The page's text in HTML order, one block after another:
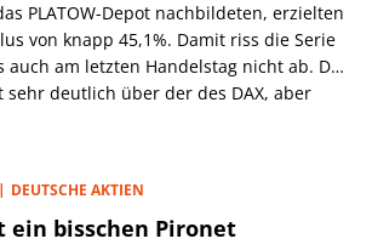
PLATOW-Depot nachbildeten, erzielten
von knapp 45,1%. Damit riss die Serie
auch am letzten Handelstag nicht ab. Die
sehr deutlich über der des DAX, aber
DEUTSCHE AKTIEN
ein bisschen Pironet